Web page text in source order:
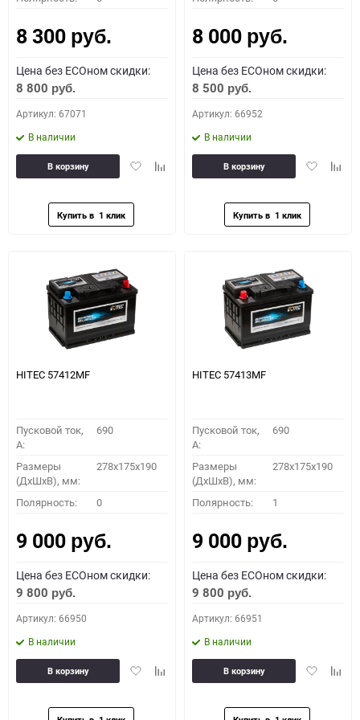
8 300 руб.
Цена без ECOном скидки:
8 800 руб.
Артикул: 67071
В наличии
ДобавитьДобавить
В корзину
8 000 руб.
Цена без ECOном скидки:
8 500 руб.
Артикул: 66952
В наличии
Добавить
В корзину
HITEC 57412MF
Пусковой ток,
A:
690
Размеры
(ДхШхВ), мм:
278x175x190
Полярность: 0
9 000 руб.
Цена без ECOном скидки:
9 800 руб.
Артикул: 66950
В наличии
ДобавитьДобавить
В корзину
HITEC 57413MF
Пусковой ток,
A:
690
Размеры
(ДхШхВ), мм:
278x175x190
Полярность: 1
9 000 руб.
Цена без ECOном скидки:
9 800 руб.
Артикул: 66951
В наличии
Добавить
В корзину